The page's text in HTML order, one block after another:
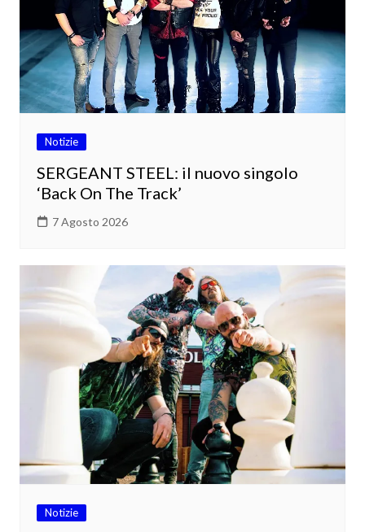
Notizie
SERGEANT STEEL: il nuovo singolo
‘Back On The Track’
7 Agosto 2026
Notizie